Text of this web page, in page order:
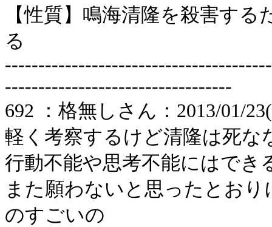
【性質】鳴海清隆を殺害す
る
----------------------------------
692 ：格無しさん：2013/01/
軽く考察するけど清隆は死な
行動不能や思考不能にはでき
また願わないと思ったとお
のすごいの